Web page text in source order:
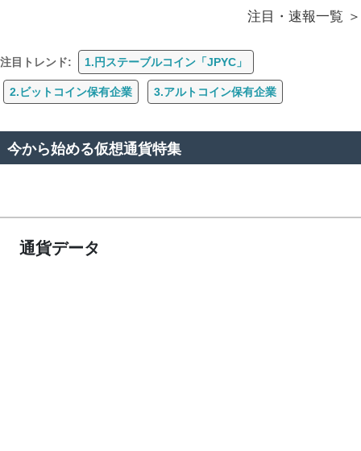
注目・速報一覧
注目トレンド: 1.円ステーブルコイン「JPYC」
2.ビットコイン保有企業 3.アルトコイン保有企業
今から始める仮想通貨特集
通貨データ